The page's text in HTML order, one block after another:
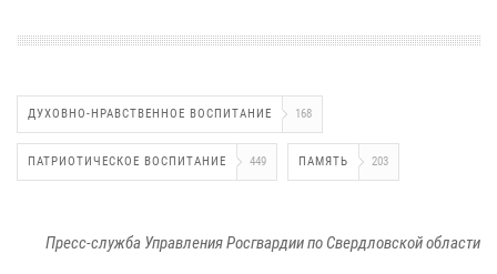
ДУХОВНО-НРАВСТВЕННОЕ ВОСПИТАНИЕ 168
ПАТРИОТИЧЕСКОЕ ВОСПИТАНИЕ 449 ПАМЯТЬ 203
Пресс-служба Управления Росгвардии по Свердловской области